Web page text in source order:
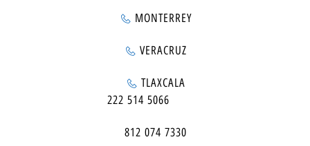
MONTERREY
VERACRUZ
TLAXCALA
222 514 5066
812 074 7330